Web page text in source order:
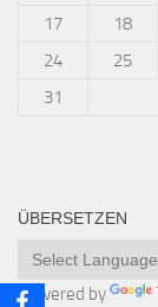
17
18
24
25
31
ÜBERSETZEN
Powered by